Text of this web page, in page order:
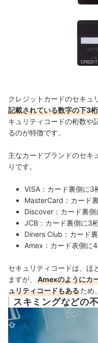
クレジットカードのセキュ
記載されている数字の下3
キュリティコードの桁数や
るのが特徴です。
主なカードブランドのセキ
りです。
VISA：カード裏側に3
MasterCard：カード
Discover：カード裏
JCB：カード裏側に3
Diners Club：カード
Amex：カード表側に
セキュリティコードは、ほ
ますが、
Amexのようにカ
ュリティコードもあるため
スキミングなどの